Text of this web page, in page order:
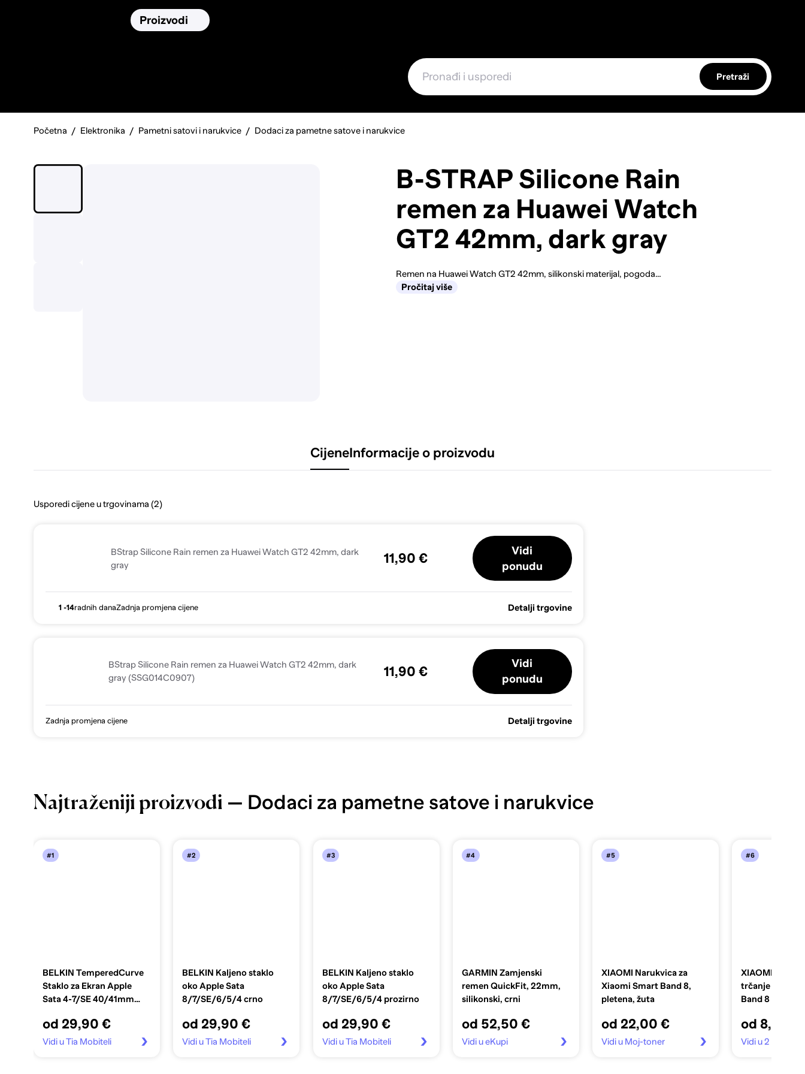
Proizvodi
Pretraži
Početna Elektronika Pametni satovi i narukvice Dodaci za pametne satove i narukvice
B-STRAP Silicone Rain
remen za Huawei Watch
GT2 42mm, dark gray
Remen na Huawei Watch GT2 42mm, silikonski materijal, pogoda…
Pročitaj više
CijeneInformacije o proizvodu
Usporedi cijene u trgovinama (2)
BStrap Silicone Rain remen za Huawei Watch GT2 42mm, dark
gray
11,90 €
Vidi
ponudu
1 -14radnih danaZadnja promjena cijene Detalji trgovine
BStrap Silicone Rain remen za Huawei Watch GT2 42mm, dark
gray (SSG014C0907)
11,90 €
Vidi
ponudu
Zadnja promjena cijene Detalji trgovine
Najtraženiji proizvodi — Dodaci za pametne satove i narukvice
#1
BELKIN TemperedCurve
Staklo za Ekran Apple
Sata 4-7/SE 40/41mm
od 29,90 €
Vidi u Tia Mobiteli
#2
BELKIN Kaljeno staklo
oko Apple Sata
8/7/SE/6/5/4 crno
od 29,90 €
Vidi u Tia Mobiteli
#3
BELKIN Kaljeno staklo
oko Apple Sata
8/7/SE/6/5/4 prozirno
od 29,90 €
Vidi u Tia Mobiteli
#4
GARMIN Zamjenski
remen QuickFit, 22mm,
silikonski, crni
od 52,50 €
Vidi u eKupi
#5
XIAOMI Narukvica za
Xiaomi Smart Band 8,
pletena, žuta
od 22,00 €
Vidi u Moj-toner
#6
XIAOMI
trčanje Xiaomi
Band 8
od 8,55 €
Vidi u 2 trgovine